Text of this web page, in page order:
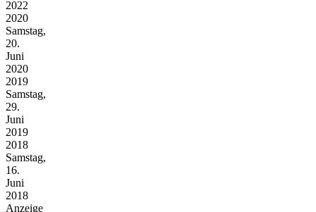
2022
2020
Samstag,
20.
Juni
2020
2019
Samstag,
29.
Juni
2019
2018
Samstag,
16.
Juni
2018
Anzeige